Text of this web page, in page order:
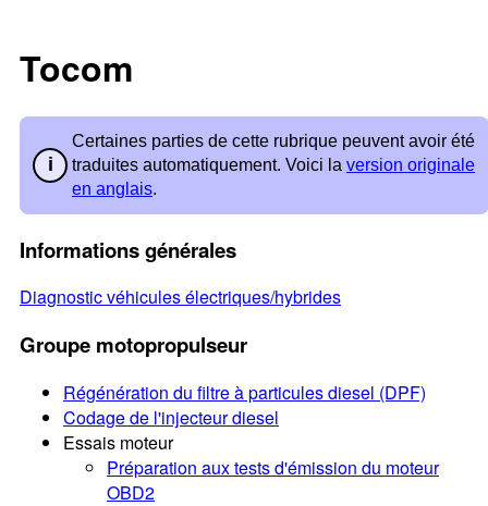
Tocom
Certaines parties de cette rubrique peuvent avoir été
traduites automatiquement. Voici la version originale
en anglais.
Informations générales
Diagnostic véhicules électriques/hybrides
Groupe motopropulseur
Régénération du filtre à particules diesel (DPF)
Codage de l'injecteur diesel
Essais moteur
Préparation aux tests d'émission du moteur
OBD2